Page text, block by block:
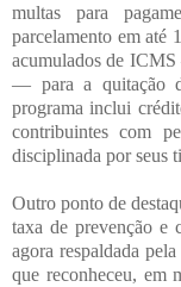
multas para
parcelamento em até
acumulados de
— para a quitação
programa inclui
contribuintes com
disciplinada por seus
Outro ponto de
taxa de prevenção e
agora respaldada
que reconheceu, em